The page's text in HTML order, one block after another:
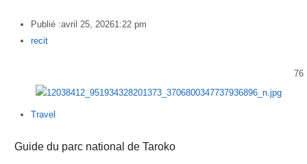
Publié :avril 25, 20261:22 pm
Author
recit
76
Travel
Guide du parc national de Taroko